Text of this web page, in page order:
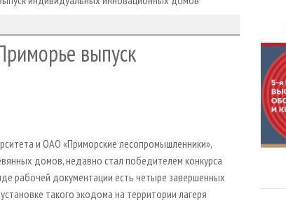
выпуск
и ОАО «Приморские лесопромышленники»,
домов, недавно стал победителем конкурса
рабочей документации есть четыре завершенных
такого экодома на территории лагеря